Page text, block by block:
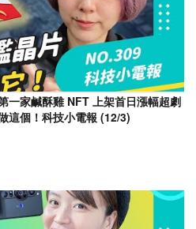
一家鹹酥雞 NFT 上架首日漲幅超劇
這個！科技小電報 (12/3)